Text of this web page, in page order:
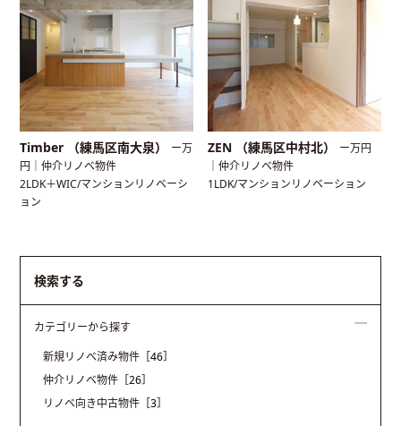
Timber （練馬区南大泉） ー万
円｜仲介リノベ物件
2LDK＋WIC/マンションリノベーシ
ョン
ZEN （練馬区中村北）
ー万円
｜仲介リノベ物件
1LDK/マンションリノベーション
検索する
カテゴリーから探す
新規リノベ済み物件 ［46］
仲介リノベ物件 ［26］
リノベ向き中古物件 ［3］